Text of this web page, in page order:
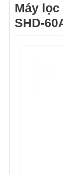
Máy lọc
SHD-